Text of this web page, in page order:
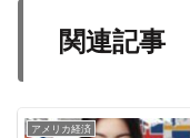
関連記事
アメリカ経済